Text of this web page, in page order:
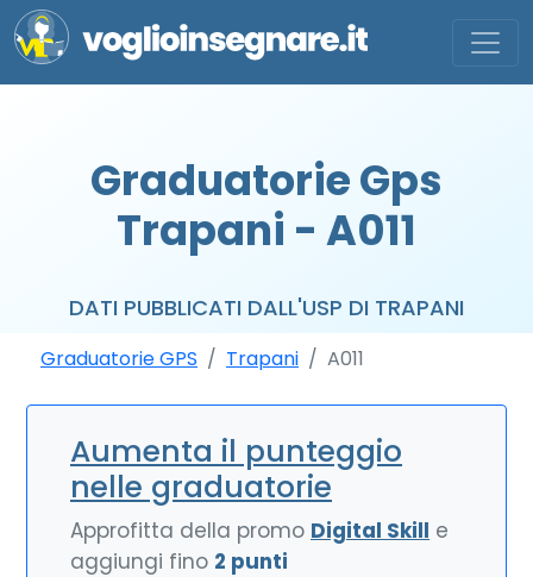
Graduatorie Gps
Trapani - A011
DATI PUBBLICATI DALL'USP DI TRAPANI
Graduatorie GPS Trapani A011
Aumenta il punteggio
nelle graduatorie
Approfitta della promo Digital Skill e
aggiungi fino 2 punti